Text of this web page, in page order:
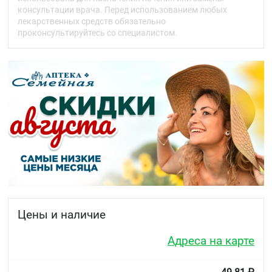
вариабелен. Салицилаты легко проникают во
многие ткани и жидкости организма, в том числе в
спинно-мозговую, перитонеальную и
синовиальную жидкости. Проникновение в
полость сустава ускоряется при наличии
пролиферативной фазе воспаления. В небольших
количествах салицилаты обнаруживаются в
мозговой ткани, следы — в желчи, поте, фекалиях.
При возникновении ацидоза большая часть
салициловой кислоты превращается в
неионизированную кислоту, хорошо проникающую
в ткани, в том числе в мозг. Быстро проходит через
плаценту, в небольших количествах выводится с
грудным молоком.
Метаболизируется преимущественно в печени с
образованием 4 метаболитов, обнаруживаемых во
консультации врача. Перед использованием любых
лекарственных средств обязательно
проконсультируйтесь со специалистом.
Цены и наличие
Адреса на карте